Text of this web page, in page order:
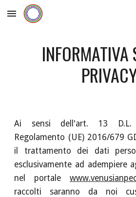
Skip to main content
INFORMATIVA
Ai sensi dell'art. 13
Regolamento (UE) 2016/679
il trattamento dei dati
esclusivamente ad adempiere
nel portale
raccolti saranno da noi